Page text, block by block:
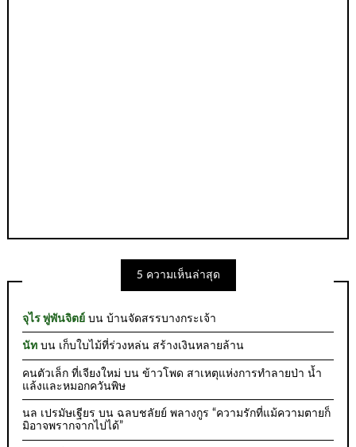
5 ความเห็นล่าสุด
จุไร พู่พันจิตย์ บนบ้านจัดสรรบางกระเจ้า
นัท บน เก็บใบไม้ที่ร่วงหล่น สร้างเงินหลายล้าน
คนตัวเล็ก ที่เจียงใหม่ บนข้าวโพด สาเหตุแห่งการทำลายป่า น้ำ
แล้งและหมอกควันพิษ
นล เปรมัษเฐียร บน ฉลบชลัยย์ พลางกูร “ความรักที่แม้ความตายก็
มิอาจพรากจากไปได้”